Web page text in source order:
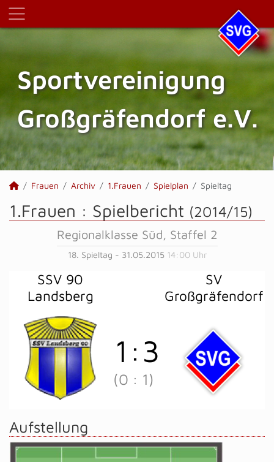
Sportvereinigung
Großgräfendorf e.V.
Frauen Archiv 1.Frauen Spielplan Spieltag
1.Frauen : Spielbericht (2014/15)
Regionalklasse Süd, Staffel 2
18. Spieltag - 31.05.2015 14:00 Uhr
SSV 90
Landsberg
SV
Großgräfendorf
1 : 3
(0 : 1)
Aufstellung